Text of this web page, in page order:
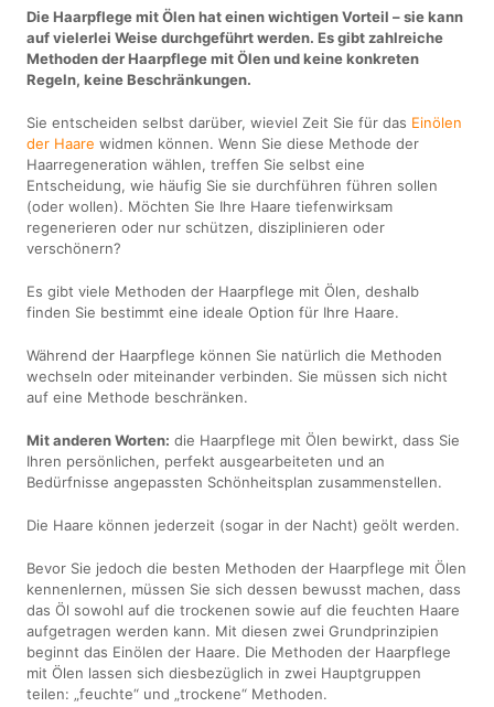
Die Haarpflege mit Ölen hat einen wichtigen Vorteil – sie kann
auf vielerlei Weise durchgeführt werden. Es gibt zahlreiche
Methoden der Haarpflege mit Ölen und keine konkreten
Regeln, keine Beschränkungen.
Sie entscheiden selbst darüber, wieviel Zeit Sie für das Einölen
der Haare widmen können. Wenn Sie diese Methode der
Haarregeneration wählen, treffen Sie selbst eine
Entscheidung, wie häufig Sie sie durchführen führen sollen
(oder wollen). Möchten Sie Ihre Haare tiefenwirksam
regenerieren oder nur schützen, disziplinieren oder
verschönern?
Es gibt viele Methoden der Haarpflege mit Ölen, deshalb
finden Sie bestimmt eine ideale Option für Ihre Haare.
Während der Haarpflege können Sie natürlich die Methoden
wechseln oder miteinander verbinden. Sie müssen sich nicht
auf eine Methode beschränken.
Mit anderen Worten: die Haarpflege mit Ölen bewirkt, dass Sie
Ihren persönlichen, perfekt ausgearbeiteten und an
Bedürfnisse angepassten Schönheitsplan zusammenstellen.
Die Haare können jederzeit (sogar in der Nacht) geölt werden.
Bevor Sie jedoch die besten Methoden der Haarpflege mit Ölen
kennenlernen, müssen Sie sich dessen bewusst machen, dass
das Öl sowohl auf die trockenen sowie auf die feuchten Haare
aufgetragen werden kann. Mit diesen zwei Grundprinzipien
beginnt das Einölen der Haare. Die Methoden der Haarpflege
mit Ölen lassen sich diesbezüglich in zwei Hauptgruppen
teilen: „feuchte“ und „trockene“ Methoden.